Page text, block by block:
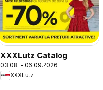
XXXLutz Catalog
03.08. - 06.09.2026
XXXLutz